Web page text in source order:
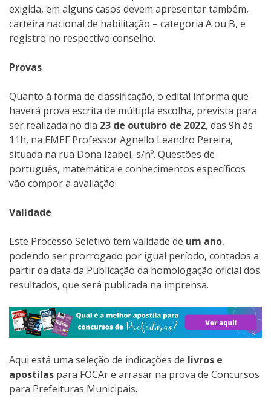
exigida, em alguns casos devem apresentar também,
carteira nacional de habilitação – categoria A ou B, e
registro no respectivo conselho.
Provas
Quanto à forma de classificação, o edital informa que
haverá prova escrita de múltipla escolha, prevista para
ser realizada no dia 23 de outubro de 2022, das 9h às
11h, na EMEF Professor Agnello Leandro Pereira,
situada na rua Dona Izabel, s/nº. Questões de
português, matemática e conhecimentos específicos
vão compor a avaliação.
Validade
Este Processo Seletivo tem validade de um ano,
podendo ser prorrogado por igual período, contados a
partir da data da Publicação da homologação oficial dos
resultados, que será publicada na imprensa.
Aqui está uma seleção de indicações de livros e
apostilas para FOCAr e arrasar na prova de Concursos
para Prefeituras Municipais.